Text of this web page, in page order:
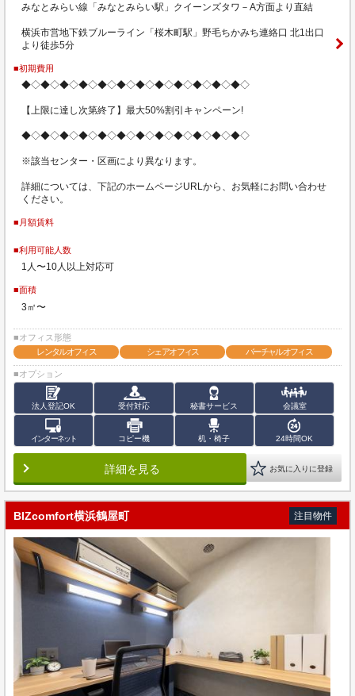
みなとみらい線「みなとみらい駅」クイーンズタワ－A方面より直結
横浜市営地下鉄ブルーライン「桜木町駅」野毛ちかみち連絡口 北1出口
より徒歩5分
■初期費用
◆◇◆◇◆◇◆◇◆◇◆◇◆◇◆◇◆◇◆◇◆◇◆◇
【上限に達し次第終了】最大50%割引キャンペーン!
◆◇◆◇◆◇◆◇◆◇◆◇◆◇◆◇◆◇◆◇◆◇◆◇
※該当センター・区画により異なります。
詳細については、下記のホームページURLから、お気軽にお問い合わせ
ください。
■月額賃料
■利用可能人数
1人〜10人以上対応可
■面積
3㎡〜
■オフィス形態
レンタルオフィス
シェアオフィス バーチャルオフィス
■オプション
法人登記OK 受付対応 秘書サービス 会議室
インターネット コピー機 机・椅子 24時間OK
詳細を見る お気に入りに登録
BIZcomfort横浜鶴屋町 注目物件